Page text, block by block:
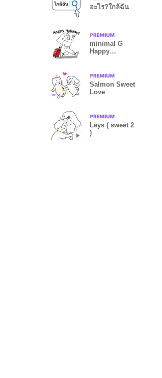
อะไร?ใกล้ฉัน
minimal G
Happy
Salmon Sweet
Love
Leys ( sweet 2
)